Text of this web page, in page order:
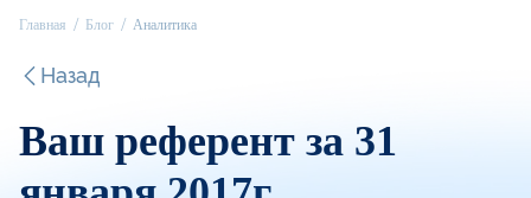
Главная Блог Аналитика
Назад
Ваш референт за 31